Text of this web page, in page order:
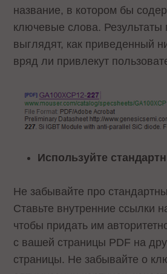
название, в котором бы
ключевые слова. Результаты
выглядят, как приведенный
вряд ли привлекут
Используйте
Не забывайте про
Ставьте внутренние ссылки
чтобы придать им
с вашей страницы PDF на
страницы. Не забывайте о